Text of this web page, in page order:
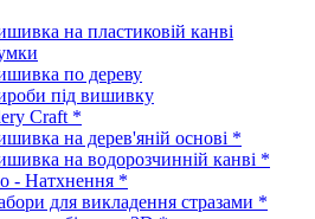
на пластиковій канві
по дереву
під вишивку
Craft *
на дерев'яній основі *
на водорозчинній канві *
- Натхнення *
для викладення стразами *